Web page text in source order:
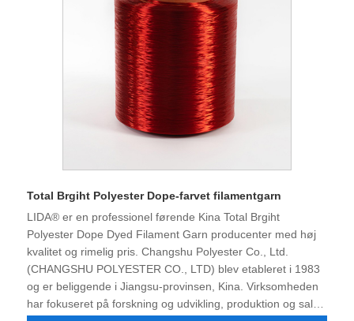
Total Brgiht Polyester Dope-farvet filamentgarn
LIDA® er en professionel førende Kina Total Brgiht
Polyester Dope Dyed Filament Garn producenter med høj
kvalitet og rimelig pris. Changshu Polyester Co., Ltd.
(CHANGSHU POLYESTER CO., LTD) blev etableret i 1983
og er beliggende i Jiangsu-provinsen, Kina. Virksomheden
har fokuseret på forskning og udvikling, produktion og salg